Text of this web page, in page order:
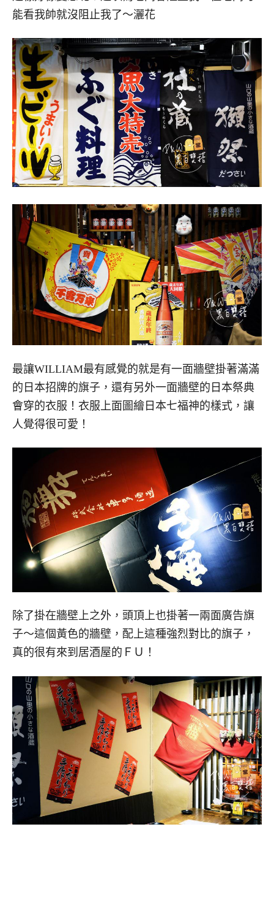
能看我帥就沒阻止我了～灑花
最讓WILLIAM最有感覺的就是有一面牆壁掛著滿滿
的日本招牌的旗子，還有另外一面牆壁的日本祭典
會穿的衣服！衣服上面圖繪日本七福神的樣式，讓
人覺得很可愛！
除了掛在牆壁上之外，頭頂上也掛著一兩面廣告旗
子～這個黃色的牆壁，配上這種強烈對比的旗子，
真的很有來到居酒屋的ＦＵ！